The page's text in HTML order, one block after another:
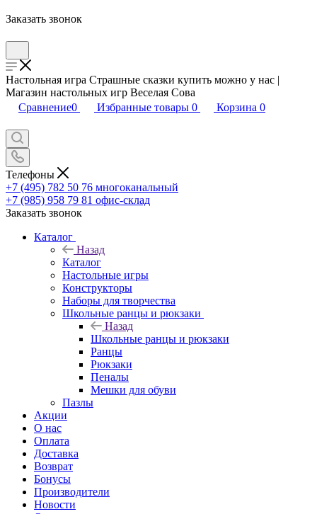
Заказать звонок
Настольная игра Страшные сказки купить можно у нас |
Магазин настольных игр Веселая Сова
Сравнение0 Избранные товары 0 Корзина 0
Телефоны
+7 (495) 782 50 76 многоканальный
+7 (985) 958 79 81 офис-склад
Заказать звонок
Каталог
Назад
Каталог
Настольные игры
Конструкторы
Наборы для творчества
Школьные ранцы и рюкзаки
Назад
Школьные ранцы и рюкзаки
Ранцы
Рюкзаки
Пеналы
Мешки для обуви
Пазлы
Акции
О нас
Оплата
Доставка
Возврат
Бонусы
Производители
Новости